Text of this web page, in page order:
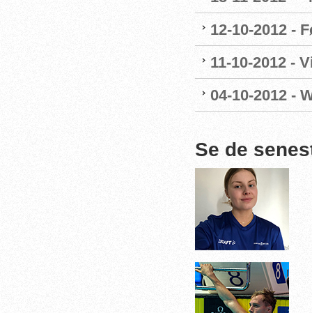
12-10-2012 -
11-10-2012 -
04-10-2012 -
Se de